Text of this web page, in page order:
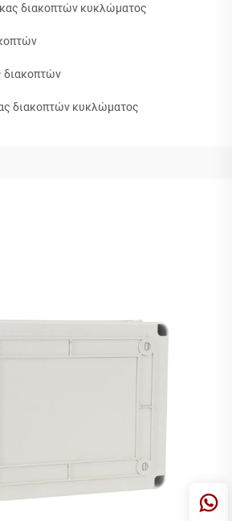
διακοπτών κυκλώματος
διακοπτών
διακοπτών κυκλώματος